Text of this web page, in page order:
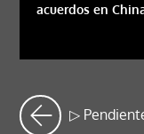
acuerdos en
▷